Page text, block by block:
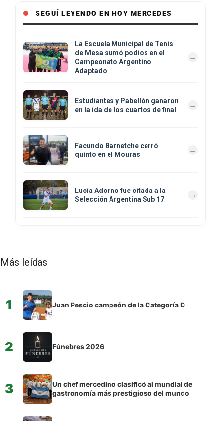
SEGUÍ LEYENDO EN HOY MERCEDES
La Escuela Municipal de Tenis
de Mesa sumó podios en el
Campeonato Argentino
Adaptado
Estudiantes y Pabellón ganaron
en la ida de los cuartos de final
Facundo Barnetche cerró
quinto en el Mouras
Lucía Adorno fue citada a la
Selección Argentina Sub 17
Más leídas
1 Juan Pescio campeón de la Categoría D
2 Fúnebres 2026
3
Un chef mercedino clasificó al mundial de
gastronomía más prestigioso del mundo